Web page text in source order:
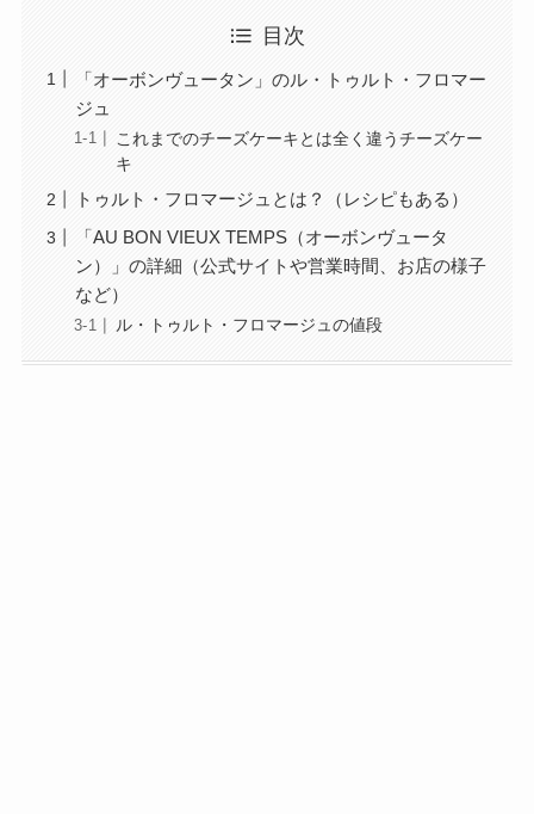
目次
「オーボンヴュータン」のル・トゥルト・フロマー
ジュ
これまでのチーズケーキとは全く違うチーズケー
キ
トゥルト・フロマージュとは？（レシピもある）
「AU BON VIEUX TEMPS（オーボンヴュータ
ン）」の詳細（公式サイトや営業時間、お店の様子
など）
ル・トゥルト・フロマージュの値段